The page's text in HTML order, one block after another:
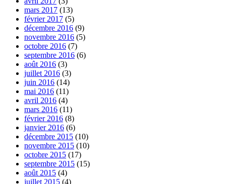
mars 2017 (13)
février 2017 (5)
décembre 2016 (9)
novembre 2016 (5)
octobre 2016 (7)
septembre 2016 (6)
août 2016 (3)
juillet 2016 (3)
juin 2016 (14)
mai 2016 (11)
avril 2016 (4)
mars 2016 (11)
février 2016 (8)
janvier 2016 (6)
décembre 2015 (10)
novembre 2015 (10)
octobre 2015 (17)
septembre 2015 (15)
août 2015 (4)
juillet 2015 (4)